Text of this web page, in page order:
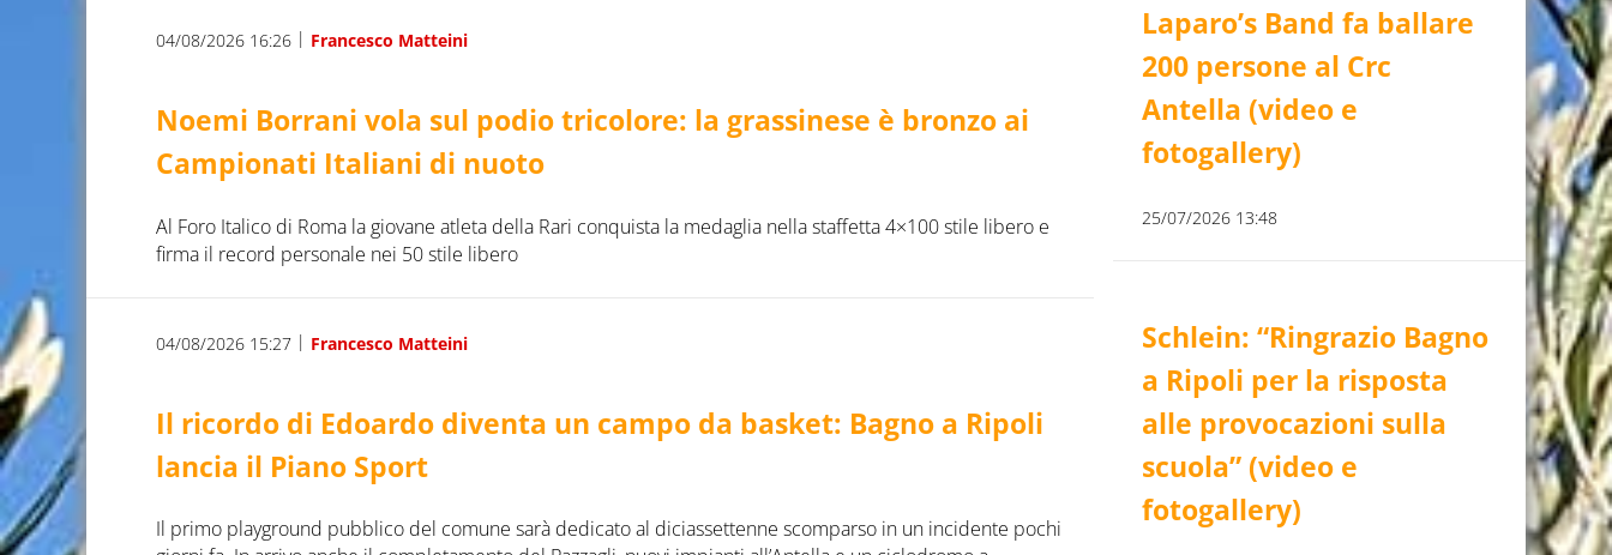
04/08/2026 16:26| Francesco Matteini
Noemi Borrani vola sul podio tricolore: la grassinese è bronzo ai
Campionati Italiani di nuoto
Al Foro Italico di Roma la giovane atleta della Rari conquista la medaglia nella staffetta 4×100 stile libero e
firma il record personale nei 50 stile libero
04/08/2026 15:27| Francesco Matteini
Il ricordo di Edoardo diventa un campo da basket: Bagno a Ripoli
lancia il Piano Sport
Il primo playground pubblico del comune sarà dedicato al diciassettenne scomparso in un incidente pochi
Laparo’s Band fa ballare
200 persone al Crc
Antella (video e
fotogallery)
25/07/2026 13:48
Schlein: “Ringrazio Bagno
a Ripoli per la risposta
alle provocazioni sulla
scuola” (video e
fotogallery)